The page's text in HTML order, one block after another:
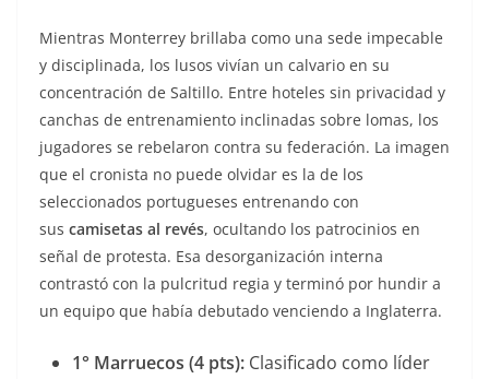
Mientras Monterrey brillaba como una sede impecable
y disciplinada, los lusos vivían un calvario en su
concentración de Saltillo. Entre hoteles sin privacidad y
canchas de entrenamiento inclinadas sobre lomas, los
jugadores se rebelaron contra su federación. La imagen
que el cronista no puede olvidar es la de los
seleccionados portugueses entrenando con
sus camisetas al revés, ocultando los patrocinios en
señal de protesta. Esa desorganización interna
contrastó con la pulcritud regia y terminó por hundir a
un equipo que había debutado venciendo a Inglaterra.
1° Marruecos (4 pts): Clasificado como líder